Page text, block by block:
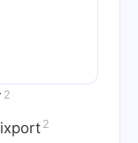
2
2